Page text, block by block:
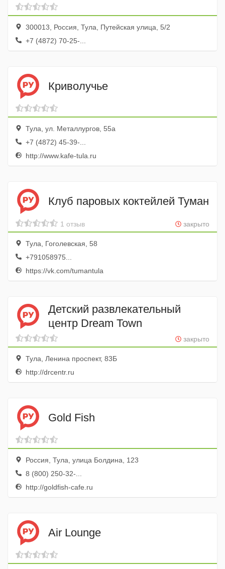
300013, Россия, Тула, Путейская улица, 5/2
+7 (4872) 70-25-...
Криволучье
Тула, ул. Металлургов, 55а
+7 (4872) 45-39-...
http://www.kafe-tula.ru
Клуб паровых коктейлей Туман
закрыто
1 отзыв
Тула, Гоголевская, 58
+791058975...
https://vk.com/tumantula
Детский развлекательный
центр Dream Town
закрыто
Тула, Ленина проспект, 83Б
http://drcentr.ru
Gold Fish
Россия, Тула, улица Болдина, 123
8 (800) 250-32-...
http://goldfish-cafe.ru
Air Lounge